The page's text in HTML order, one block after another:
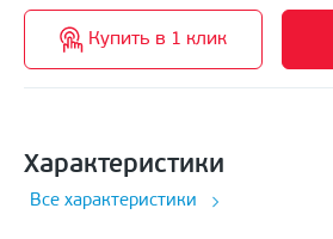
Купить в 1 клик
Характеристики
Все характеристики